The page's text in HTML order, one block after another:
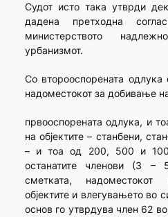
Судот исто така утврди
дадена претходна
министерството
урбанизмот.
Со второоспорената одлука
надоместокот за добивање
првооспорената одлука, и
на објектите – станбени,
– и тоа од 200, 500 и
останатите членови (3
сметката, надоместокот
објектите и влегувањето во
основ го утврдува член 62